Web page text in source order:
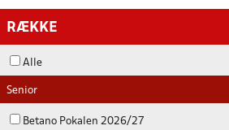
RÆKKE
Alle
Senior
Betano Pokalen 2026/27